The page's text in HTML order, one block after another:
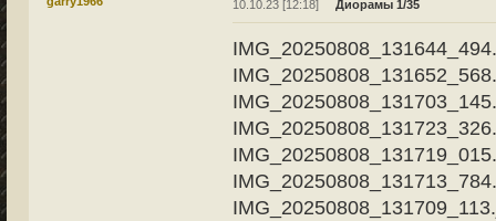
10.10.23 [12:18] Диорамы 1/35